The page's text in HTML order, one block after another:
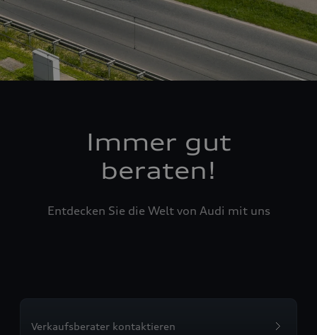
Immer gut
beraten!
Entdecken Sie die Welt von Audi mit uns
Verkaufsberater kontaktieren